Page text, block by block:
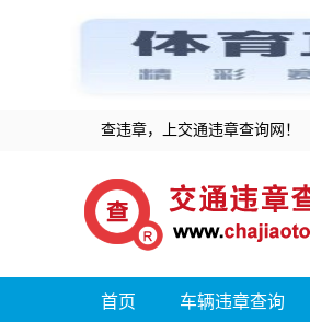
查违章，上交通违章查询网！
首页 车辆违章查询